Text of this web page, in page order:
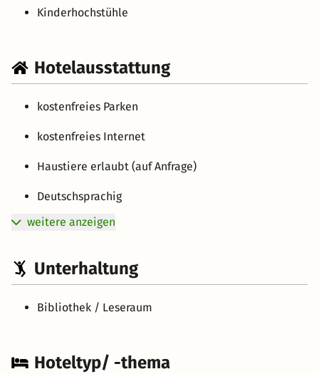
Kinderhochstühle
Hotelausstattung
kostenfreies Parken
kostenfreies Internet
Haustiere erlaubt (auf Anfrage)
Deutschsprachig
weitere anzeigen
Unterhaltung
Bibliothek / Leseraum
Hoteltyp/ -thema